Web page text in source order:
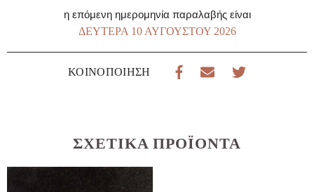
ποσότητα
η επόμενη ημερομηνία παραλαβής είναι
ΔΕΥΤΈΡΑ 10 ΑΥΓΟΎΣΤΟΥ 2026
ΚΟΙΝΟΠΟΊΗΣΗ
ΣΧΕΤΙΚΆ ΠΡΟΪΌΝΤΑ